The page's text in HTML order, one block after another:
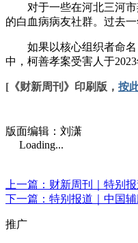
对于一些在河北三河市
的白血病病友社群。过去
如果以核心组织者命名，
中，柯善孝案受害人于
[《财新周刊》印刷版， 按
版面编辑：刘潇
Loading...
上一篇：财新周刊｜特别
下一篇：特别报道｜中国
推广